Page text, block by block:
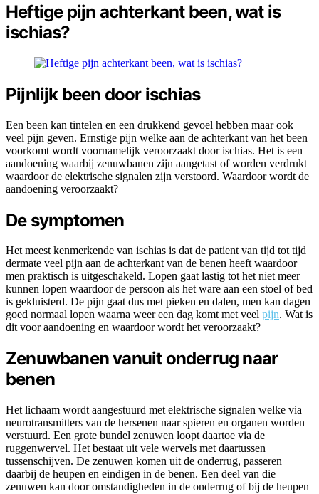
Heftige pijn achterkant been, wat is
ischias?
Pijnlijk been door ischias
Een been kan tintelen en een drukkend gevoel hebben maar ook
veel pijn geven. Ernstige pijn welke aan de achterkant van het been
voorkomt wordt voornamelijk veroorzaakt door ischias. Het is een
aandoening waarbij zenuwbanen zijn aangetast of worden verdrukt
waardoor de elektrische signalen zijn verstoord. Waardoor wordt de
aandoening veroorzaakt?
De symptomen
Het meest kenmerkende van ischias is dat de patient van tijd tot tijd
dermate veel pijn aan de achterkant van de benen heeft waardoor
men praktisch is uitgeschakeld. Lopen gaat lastig tot het niet meer
kunnen lopen waardoor de persoon als het ware aan een stoel of bed
is gekluisterd. De pijn gaat dus met pieken en dalen, men kan dagen
goed normaal lopen waarna weer een dag komt met veel pijn. Wat is
dit voor aandoening en waardoor wordt het veroorzaakt?
Zenuwbanen vanuit onderrug naar
benen
Het lichaam wordt aangestuurd met elektrische signalen welke via
neurotransmitters van de hersenen naar spieren en organen worden
verstuurd. Een grote bundel zenuwen loopt daartoe via de
ruggenwervel. Het bestaat uit vele wervels met daartussen
tussenschijven. De zenuwen komen uit de onderrug, passeren
daarbij de heupen en eindigen in de benen. Een deel van die
zenuwen kan door omstandigheden in de onderrug of bij de heupen